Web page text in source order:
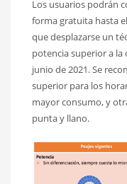
Los usuarios podrán
forma gratuita hasta
que desplazarse un
potencia superior a la
junio de 2021. Se
superior para los
mayor consumo, y
punta y llano.